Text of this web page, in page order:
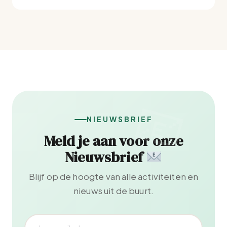
NIEUWSBRIEF
Meld je aan voor onze
Nieuwsbrief
Blijf op de hoogte van alle activiteiten en
nieuws uit de buurt.